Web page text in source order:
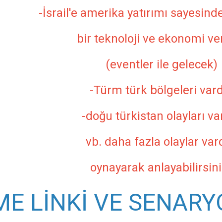
-İsrail'e amerika yatırımı
bir teknoloji ve ekonomi
(eventler ile gelecek)
-Türm türk bölgeleri
-doğu türkistan olayları
vb. daha fazla olaylar
oynayarak
LİNKİ VE